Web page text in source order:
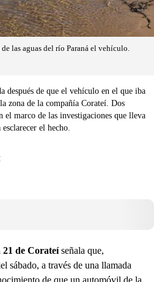
las aguas del río Paraná el vehículo.
de que el vehículo en el que iba
zona de la compañía Corateí. Dos
el marco de las investigaciones que lleva
el hecho.
21 de Corateíseñala que,
sábado, a través de una llamada
de que un automóvil de la